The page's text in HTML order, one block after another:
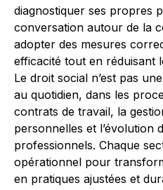
diagnostiquer ses propres
conversation autour de la
adopter des mesures
efficacité tout en réduisant
Le droit social n’est pas
au quotidien, dans les
contrats de travail, la
personnelles et l’évolution
professionnels. Chaque
opérationnel pour
en pratiques ajustées et